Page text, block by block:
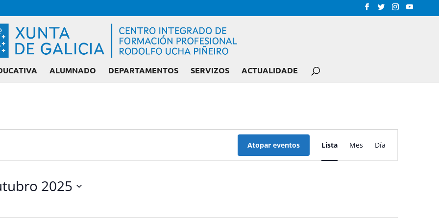
ALUMNADO DEPARTAMENTOS SERVIZOS ACTUALIDADE
Atopar eventos
NAVEGACIÓN
DE
VISTAS
Lista Mes Día
2025